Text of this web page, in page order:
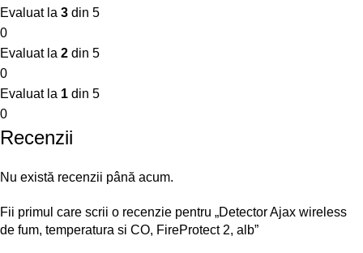
Evaluat la 3 din 5
0
Evaluat la 2 din 5
0
Evaluat la 1 din 5
0
Recenzii
Nu există recenzii până acum.
Fii primul care scrii o recenzie pentru „Detector Ajax wireless
de fum, temperatura si CO, FireProtect 2, alb”